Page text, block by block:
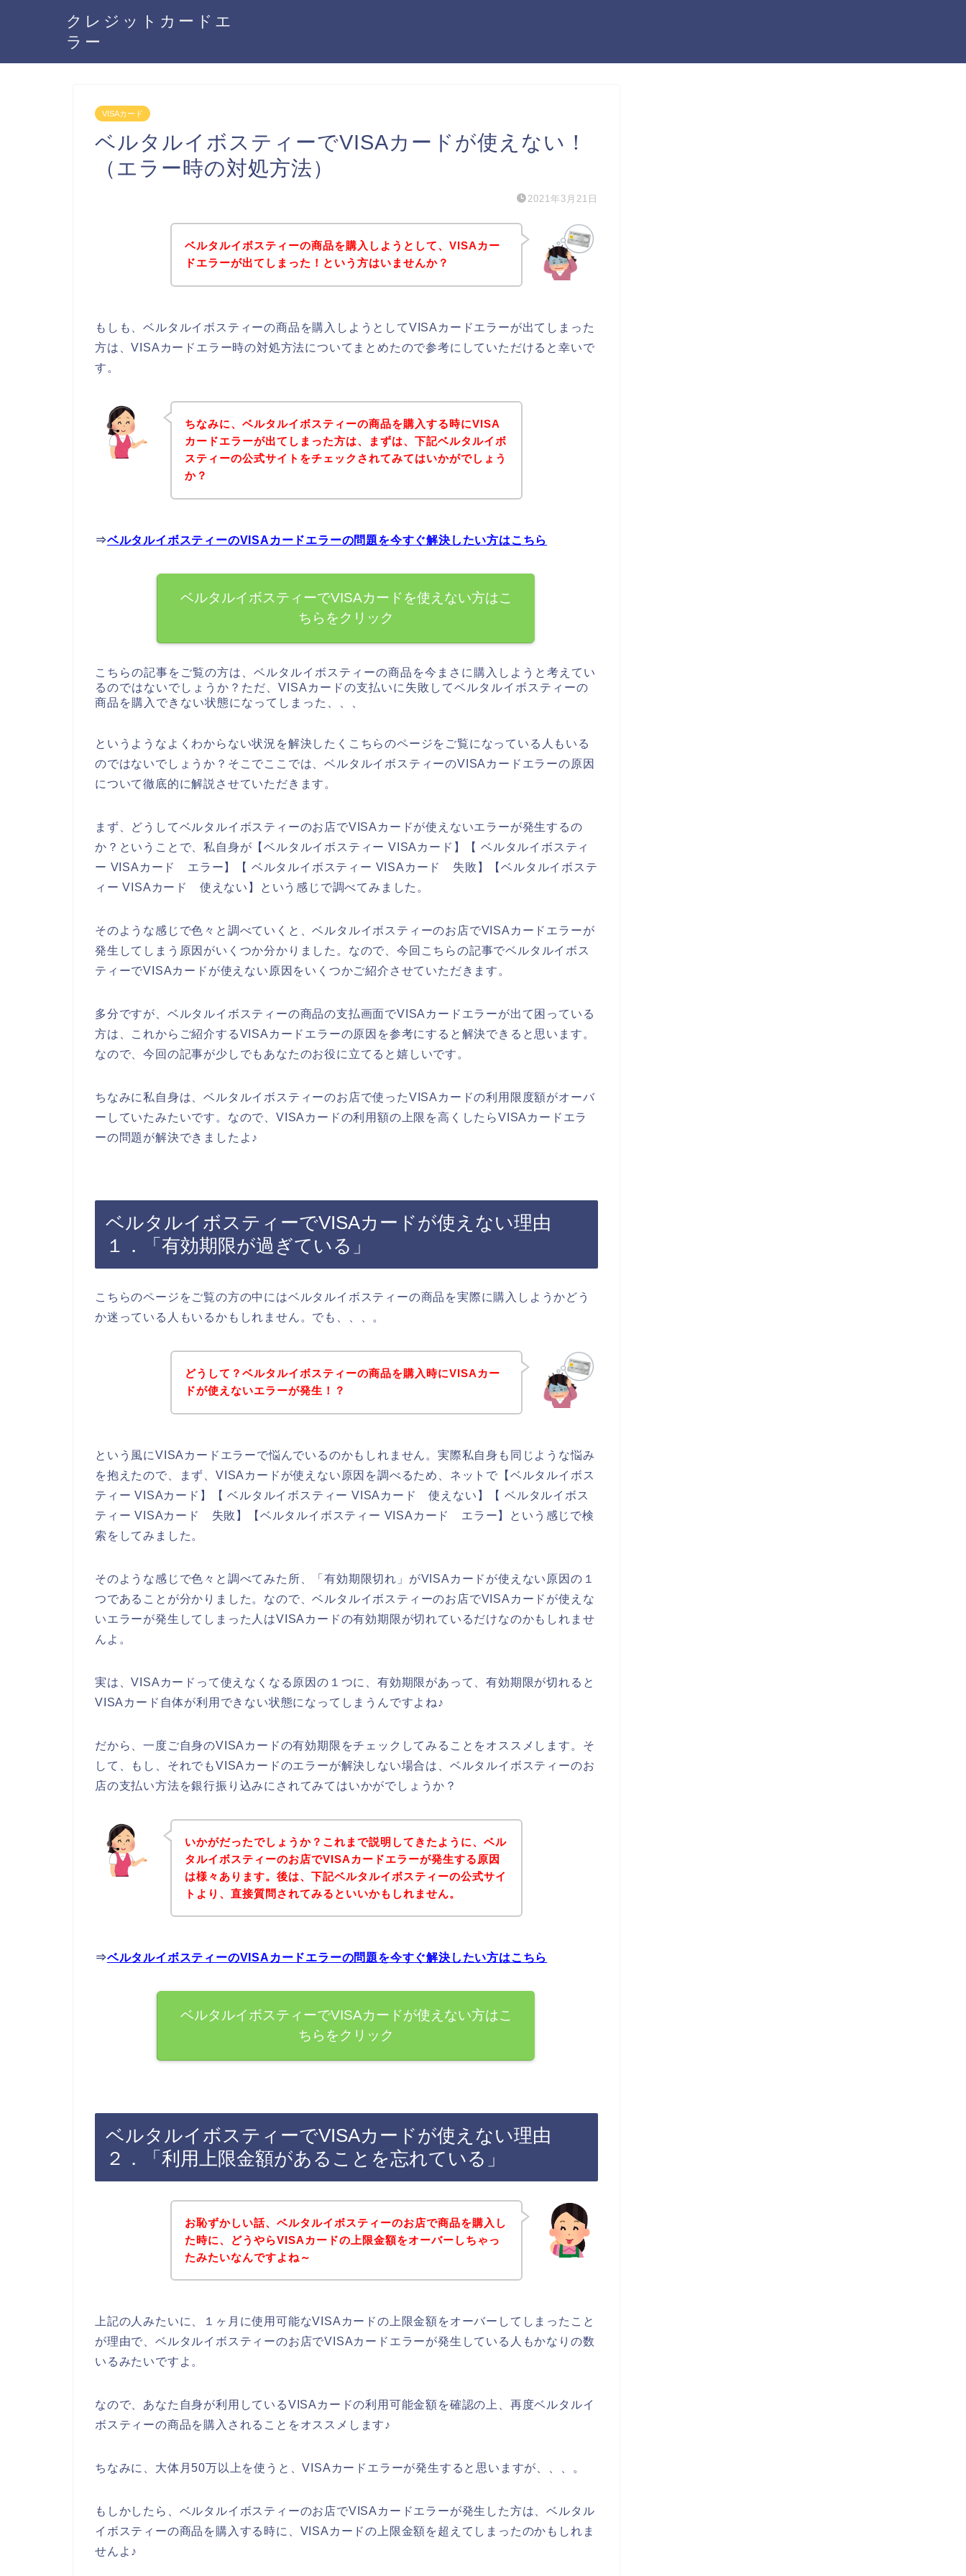
クレジットカードエ
ラー
VISAカード
ベルタルイボスティーでVISAカードが使えない！
（エラー時の対処方法）
2021年3月21日
ベルタルイボスティーの商品を購入しようとして、VISAカー
ドエラーが出てしまった！という方はいませんか？
もしも、ベルタルイボスティーの商品を購入しようとしてVISAカードエラーが出てしまった
方は、VISAカードエラー時の対処方法についてまとめたので参考にしていただけると幸いで
す。
ちなみに、ベルタルイボスティーの商品を購入する時にVISA
カードエラーが出てしまった方は、まずは、下記ベルタルイボ
スティーの公式サイトをチェックされてみてはいかがでしょう
か？
⇒ベルタルイボスティーのVISAカードエラーの問題を今すぐ解決したい方はこちら
ベルタルイボスティーでVISAカードを使えない方はこ
ちらをクリック
こちらの記事をご覧の方は、ベルタルイボスティーの商品を今まさに購入しようと考えてい
るのではないでしょうか？ただ、VISAカードの支払いに失敗してベルタルイボスティーの
商品を購入できない状態になってしまった、、、
というようなよくわからない状況を解決したくこちらのページをご覧になっている人もいる
のではないでしょうか？そこでここでは、ベルタルイボスティーのVISAカードエラーの原因
について徹底的に解説させていただきます。
まず、どうしてベルタルイボスティーのお店でVISAカードが使えないエラーが発生するの
か？ということで、私自身が【ベルタルイボスティー VISAカード】【 ベルタルイボスティ
ー VISAカード エラー】【 ベルタルイボスティー VISAカード 失敗】【ベルタルイボステ
ィー VISAカード 使えない】という感じで調べてみました。
そのような感じで色々と調べていくと、ベルタルイボスティーのお店でVISAカードエラーが
発生してしまう原因がいくつか分かりました。なので、今回こちらの記事でベルタルイボス
ティーでVISAカードが使えない原因をいくつかご紹介させていただきます。
多分ですが、ベルタルイボスティーの商品の支払画面でVISAカードエラーが出て困っている
方は、これからご紹介するVISAカードエラーの原因を参考にすると解決できると思います。
なので、今回の記事が少しでもあなたのお役に立てると嬉しいです。
ちなみに私自身は、ベルタルイボスティーのお店で使ったVISAカードの利用限度額がオーバ
ーしていたみたいです。なので、VISAカードの利用額の上限を高くしたらVISAカードエラ
ーの問題が解決できましたよ♪
ベルタルイボスティーでVISAカードが使えない理由
１．「有効期限が過ぎている」
こちらのページをご覧の方の中にはベルタルイボスティーの商品を実際に購入しようかどう
か迷っている人もいるかもしれません。でも、、、。
どうして？ベルタルイボスティーの商品を購入時にVISAカー
ドが使えないエラーが発生！？
という風にVISAカードエラーで悩んでいるのかもしれません。実際私自身も同じような悩み
を抱えたので、まず、VISAカードが使えない原因を調べるため、ネットで【ベルタルイボス
ティー VISAカード】【 ベルタルイボスティー VISAカード 使えない】【 ベルタルイボス
ティー VISAカード 失敗】【ベルタルイボスティー VISAカード エラー】という感じで検
索をしてみました。
そのような感じで色々と調べてみた所、「有効期限切れ」がVISAカードが使えない原因の１
つであることが分かりました。なので、ベルタルイボスティーのお店でVISAカードが使えな
いエラーが発生してしまった人はVISAカードの有効期限が切れているだけなのかもしれませ
んよ。
実は、VISAカードって使えなくなる原因の１つに、有効期限があって、有効期限が切れると
VISAカード自体が利用できない状態になってしまうんですよね♪
だから、一度ご自身のVISAカードの有効期限をチェックしてみることをオススメします。そ
して、もし、それでもVISAカードのエラーが解決しない場合は、ベルタルイボスティーのお
店の支払い方法を銀行振り込みにされてみてはいかがでしょうか？
いかがだったでしょうか？これまで説明してきたように、ベル
タルイボスティーのお店でVISAカードエラーが発生する原因
は様々あります。後は、下記ベルタルイボスティーの公式サイ
トより、直接質問されてみるといいかもしれません。
⇒ベルタルイボスティーのVISAカードエラーの問題を今すぐ解決したい方はこちら
ベルタルイボスティーでVISAカードが使えない方はこ
ちらをクリック
ベルタルイボスティーでVISAカードが使えない理由
２．「利用上限金額があることを忘れている」
お恥ずかしい話、ベルタルイボスティーのお店で商品を購入し
た時に、どうやらVISAカードの上限金額をオーバーしちゃっ
たみたいなんですよね～
上記の人みたいに、１ヶ月に使用可能なVISAカードの上限金額をオーバーしてしまったこと
が理由で、ベルタルイボスティーのお店でVISAカードエラーが発生している人もかなりの数
いるみたいですよ。
なので、あなた自身が利用しているVISAカードの利用可能金額を確認の上、再度ベルタルイ
ボスティーの商品を購入されることをオススメします♪
ちなみに、大体月50万以上を使うと、VISAカードエラーが発生すると思いますが、、、。
もしかしたら、ベルタルイボスティーのお店でVISAカードエラーが発生した方は、ベルタル
イボスティーの商品を購入する時に、VISAカードの上限金額を超えてしまったのかもしれま
せんよ♪